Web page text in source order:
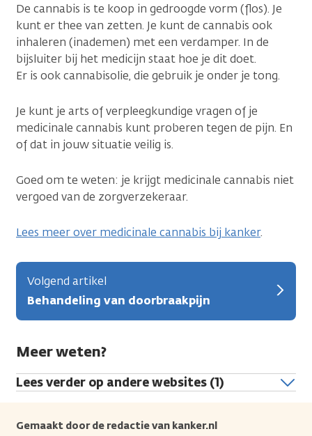
De cannabis is te koop in gedroogde vorm (flos). Je
kunt er thee van zetten. Je kunt de cannabis ook
inhaleren (inademen) met een verdamper. In de
bijsluiter bij het medicijn staat hoe je dit doet.
Er is ook cannabisolie, die gebruik je onder je tong.
Je kunt je arts of verpleegkundige vragen of je
medicinale cannabis kunt proberen tegen de pijn. En
of dat in jouw situatie veilig is.
Goed om te weten: je krijgt medicinale cannabis niet
vergoed van de zorgverzekeraar.
Lees meer over medicinale cannabis bij kanker.
Volgend artikel
Behandeling van doorbraakpijn
Meer weten?
Lees verder op andere websites (1)
Gemaakt door de redactie van kanker.nl